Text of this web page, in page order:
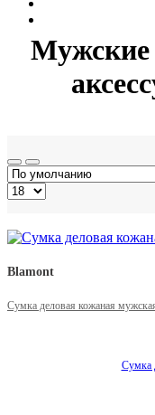
Мужские
Blamont
Сумка деловая кожаная
Сумка